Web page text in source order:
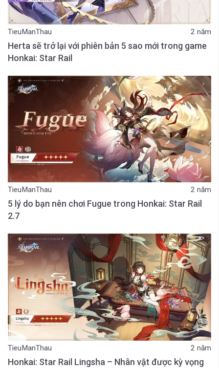
TieuManThau 2 năm
Herta sẽ trở lại với phiên bản 5 sao mới trong game
Honkai: Star Rail
TieuManThau 2 năm
5 lý do bạn nên chơi Fugue trong Honkai: Star Rail
2.7
TieuManThau 2 năm
Honkai: Star Rail Lingsha – Nhân vật được kỳ vọng